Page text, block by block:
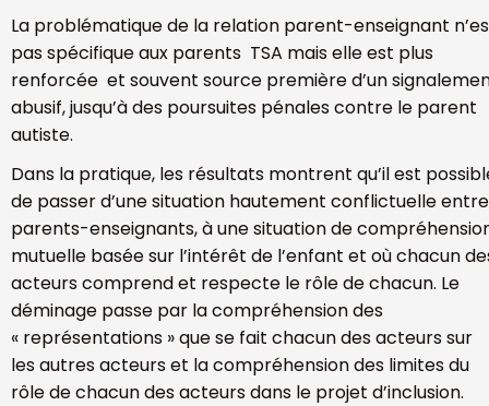
La problématique de la relation parent-enseignant
pas spécifique aux parents TSA mais elle est plus
renforcée et souvent source première d’un
abusif, jusqu’à des poursuites pénales contre le parent
autiste.
Dans la pratique, les résultats montrent qu’il est
de passer d’une situation hautement conflictuelle entre
parents-enseignants, à une situation de
mutuelle basée sur l’intérêt de l’enfant et où chacun
acteurs comprend et respecte le rôle de chacun. Le
déminage passe par la compréhension des
« représentations » que se fait chacun des acteurs sur
les autres acteurs et la compréhension des limites du
rôle de chacun des acteurs dans le projet d’inclusion.